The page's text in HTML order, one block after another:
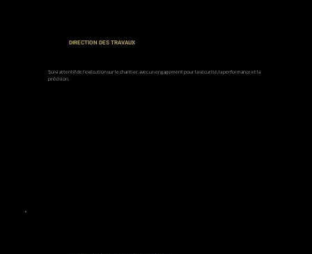
DIRECTION DES TRAVAUX
Suivi attentif de l’exécution sur le chantier, avec un engagement pour la sécurité, la performance et la
précision.